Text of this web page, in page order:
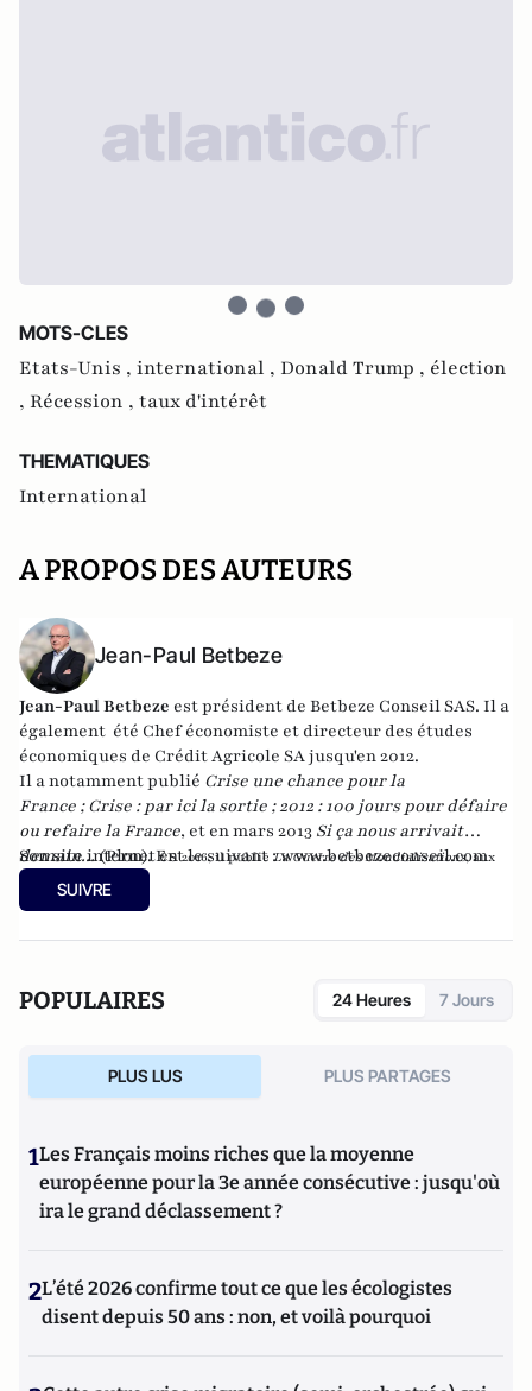
MOTS-CLES
Etats-Unis , international , Donald Trump , élection
, Récession , taux d'intérêt
THEMATIQUES
International
A PROPOS DES AUTEURS
Jean-Paul Betbeze
Jean-Paul Betbeze est président de Betbeze Conseil SAS. Il a
également été Chef économiste et directeur des études
économiques de Crédit Agricole SA jusqu'en 2012.
Il a notamment publié Crise une chance pour la
France ; Crise : par ici la sortie ; 2012 : 100 jours pour défaire
ou refaire la France, et en mars 2013 Si ça nous arrivait
demain...(Plon). En2016, il publie La Guerre des Mondialisations, aux
éditions Economica
et en 2017 "La France, ce malade imaginaire"
chez le même éditeur.
Son site internet est le suivant :www.betbezeconseil.com
SUIVRE
POPULAIRES 24 Heures 7 Jours
PLUS LUS PLUS PARTAGES
1Les Français moins riches que la moyenne
européenne pour la 3e année consécutive : jusqu'où
ira le grand déclassement ?
2L’été 2026 confirme tout ce que les écologistes
disent depuis 50 ans : non, et voilà pourquoi